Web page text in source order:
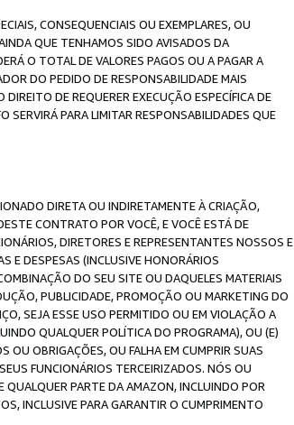
CONSEQUENCIAIS OU EXEMPLARES, OU
QUE TENHAMOS SIDO AVISADOS DA
O TOTAL DE VALORES PAGOS OU A PAGAR A
DO PEDIDO DE RESPONSABILIDADE MAIS
DE REQUERER EXECUÇÃO ESPECÍFICA DE
PARA LIMITAR RESPONSABILIDADES QUE
DIRETA OU INDIRETAMENTE À CRIAÇÃO,
CONTRATO POR VOCÊ, E VOCÊ ESTÁ DE
DIRETORES E REPRESENTANTES NOSSOS E
E DESPESAS (INCLUSIVE HONORÁRIOS
DO SEU SITE OU DAQUELES MATERIAIS
PUBLICIDADE, PROMOÇÃO OU MARKETING DO
SEJA ESSE USO PERMITIDO OU EM VIOLAÇÃO A
QUALQUER POLÍTICA DO PROGRAMA), OU (E)
OU OBRIGAÇÕES, OU FALHA EM CUMPRIR SUAS
FUNCIONÁRIOS TERCEIRIZADOS. NÓS OU
QUALQUER PARTE DA AMAZON, INCLUINDO POR
INCLUSIVE PARA GARANTIR O CUMPRIMENTO